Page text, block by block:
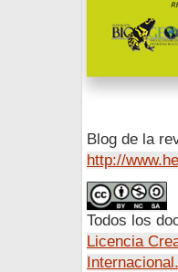
Blog de la
http://
Todos los
Licencia
Internacional.